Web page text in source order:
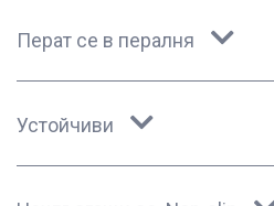
Перат се в пералня
Устойчиви